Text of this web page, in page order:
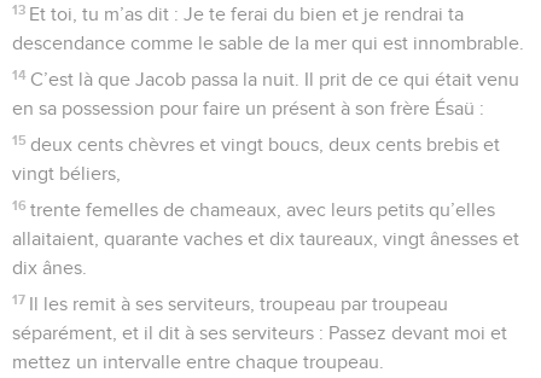
13 Et toi, tu m’as dit : Je te ferai du bien et je rendrai ta
descendance comme le sable de la mer qui est innombrable.
14 C’est là que Jacob passa la nuit. Il prit de ce qui était venu
en sa possession pour faire un présent à son frère Ésaü :
15 deux cents chèvres et vingt boucs, deux cents brebis et
vingt béliers,
16 trente femelles de chameaux, avec leurs petits qu’elles
allaitaient, quarante vaches et dix taureaux, vingt ânesses et
dix ânes.
17 Il les remit à ses serviteurs, troupeau par troupeau
séparément, et il dit à ses serviteurs : Passez devant moi et
mettez un intervalle entre chaque troupeau.